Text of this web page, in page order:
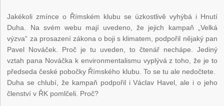
Jakékoli zmínce o Římském klubu se úzkostlivě vyhýbá i Hnutí
Duha. Na svém webu mají uvedeno, že jejich kampaň „Velká
výzva“ za prosazení zákona o boji s klimatem, podpořil nějaký pan
Pavel Nováček. Proč je tu uveden, to čtenář nechápe. Jediný
vztah pana Nováčka k environmentalismu vyplývá z toho, že je to
předseda české pobočky Římského klubu. To se tu ale nedočtete.
Duha se chlubí, že kampaň podpořil i Václav Havel, ale i o jeho
členství v ŘK pomlčeli. Proč?